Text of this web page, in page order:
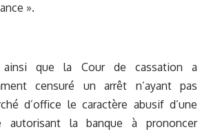
».
ainsi que la Cour de cassation a
censuré un arrêt n’ayant pas
d’office le caractère abusif d’une
autorisant la banque à prononcer